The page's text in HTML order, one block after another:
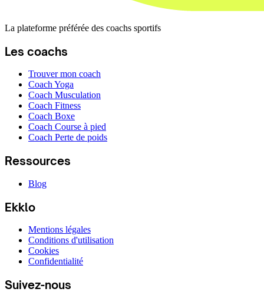
La plateforme préférée des coachs sportifs
Les coachs
Trouver mon coach
Coach Yoga
Coach Musculation
Coach Fitness
Coach Boxe
Coach Course à pied
Coach Perte de poids
Ressources
Blog
Ekklo
Mentions légales
Conditions d'utilisation
Cookies
Confidentialité
Suivez-nous